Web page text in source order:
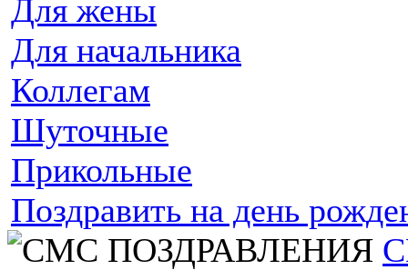
Для жены
Для начальника
Коллегам
Шуточные
Прикольные
Поздравить на день